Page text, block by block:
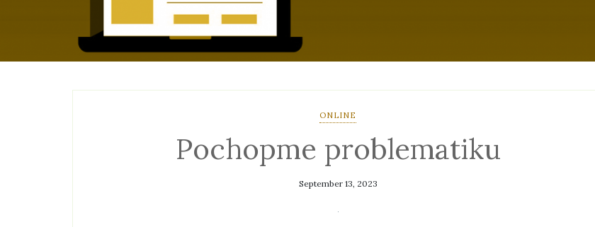
ONLINE
Pochopme problematiku
September 13, 2023